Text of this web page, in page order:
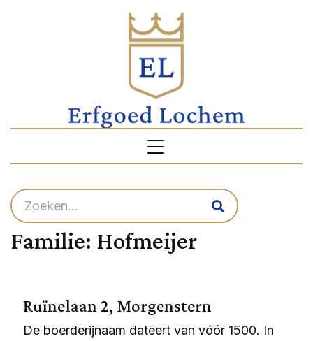
Familie: Hofmeijer
Ruïnelaan 2, Morgenstern
De boerderijnaam dateert van vóór 1500. In